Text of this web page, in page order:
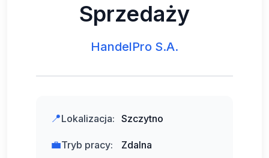
Sprzedaży
HandelPro S.A.
📍Lokalizacja: Szczytno
💼Tryb pracy: Zdalna